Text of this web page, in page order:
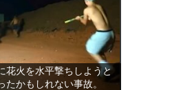
花火を水平撃ちしようと
たかもしれない事故。